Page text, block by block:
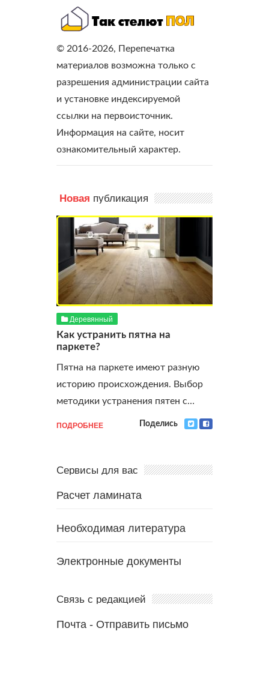
© 2016-2026, Перепечатка
материалов возможна только с
разрешения администрации сайта
и установке индексируемой
ссылки на первоисточник.
Информация на сайте, носит
ознакомительный характер.
Новая публикация
Деревянный
Как устранить пятна на
паркете?
Пятна на паркете имеют разную
историю происхождения. Выбор
методики устранения пятен с…
ПОДРОБНЕЕ Поделись
Сервисы для вас
Расчет ламината
Необходимая литература
Электронные документы
Связь с редакцией
Почта - Отправить письмо